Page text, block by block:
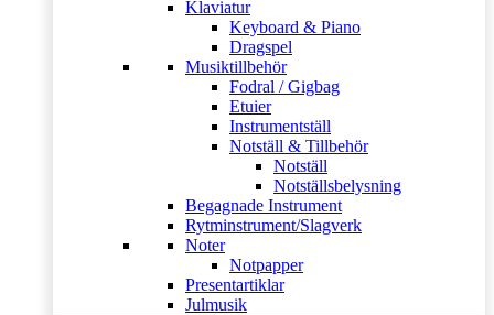
Klaviatur
Keyboard & Piano
Dragspel
Musiktillbehör
Fodral / Gigbag
Etuier
Instrumentställ
Notställ & Tillbehör
Notställ
Notställsbelysning
Begagnade Instrument
Rytminstrument/Slagverk
Noter
Notpapper
Presentartiklar
Julmusik